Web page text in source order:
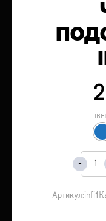
Артикул:infi1